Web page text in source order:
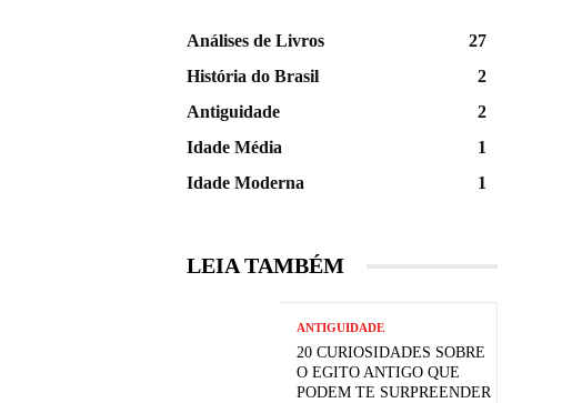
Análises de Livros
27
História do Brasil
2
Antiguidade
2
Idade Média
1
Idade Moderna
1
LEIA TAMBÉM
ANTIGUIDADE
20 CURIOSIDADES SOBRE
O EGITO ANTIGO QUE
PODEM TE SURPREENDER